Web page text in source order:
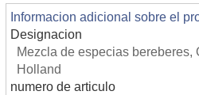
Informacion adicional sobre el
Designacion
Mezcla de especias bereberes,
Holland
numero de articulo